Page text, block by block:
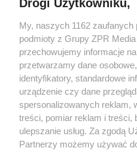
Beninca.
nowoczesna
Drogi Użytkowniku,
My, naszych 1162 zaufanych
podmioty z Grupy ZPR
przechowujemy informacje
przetwarzamy dane
identyfikatory, standardowe
urządzenie czy dane
spersonalizowanych reklam,
treści, pomiar reklam i treści,
ulepszanie usług. Za zgodą
Partnerzy możemy używać